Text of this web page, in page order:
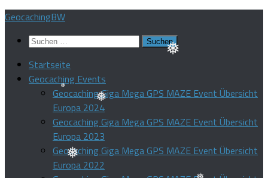
❅
❅
❅ ❅
Zum
springen
GeocachingBW
Suchen
Startseite
Geocaching Events
Geocaching Giga Mega GPS MAZE Event Übersicht
Europa 2024
Geocaching Giga Mega GPS MAZE Event Übersicht
Europa 2023
Geocaching Giga Mega GPS MAZE Event Übersicht
Europa 2022